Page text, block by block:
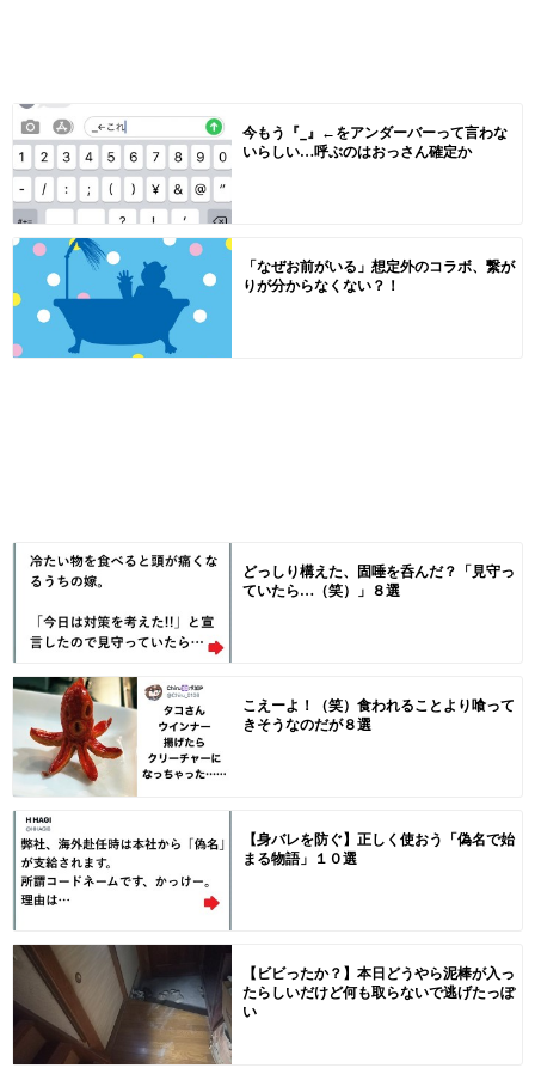
今もう『_』←をアンダーバーって言わな
いらしい…呼ぶのはおっさん確定か
「なぜお前がいる」想定外のコラボ、繋が
りが分からなくない？！
どっしり構えた、固唾を呑んだ？「見守っ
ていたら…（笑）」８選
こえーよ！（笑）食われることより喰って
きそうなのだが８選
【身バレを防ぐ】正しく使おう「偽名で始
まる物語」１０選
【ビビったか？】本日どうやら泥棒が入っ
たらしいだけど何も取らないで逃げたっぽ
い